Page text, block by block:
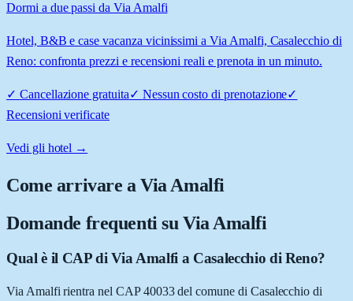
Dormi a due passi da Via Amalfi
Hotel, B&B e case vacanza vicinissimi a Via Amalfi, Casalecchio di
Reno: confronta prezzi e recensioni reali e prenota in un minuto.
✓ Cancellazione gratuita✓ Nessun costo di prenotazione✓
Recensioni verificate
Vedi gli hotel →
Come arrivare aVia Amalfi
Domande frequenti su Via Amalfi
Qual è il CAP di Via Amalfi a Casalecchio di Reno?
Via Amalfi rientra nel CAP 40033 del comune di Casalecchio di